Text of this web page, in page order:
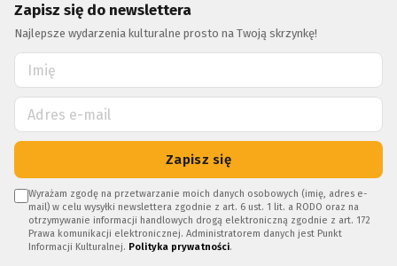
Zapisz się do newslettera
Najlepsze wydarzenia kulturalne prosto na Twoją skrzynkę!
Zapisz się
Wyrażam zgodę na przetwarzanie moich danych osobowych (imię, adres e-
mail) w celu wysyłki newslettera zgodnie z art. 6 ust. 1 lit. a RODO oraz na
otrzymywanie informacji handlowych drogą elektroniczną zgodnie z art. 172
Prawa komunikacji elektronicznej. Administratorem danych jest Punkt
Informacji Kulturalnej. Polityka prywatności.